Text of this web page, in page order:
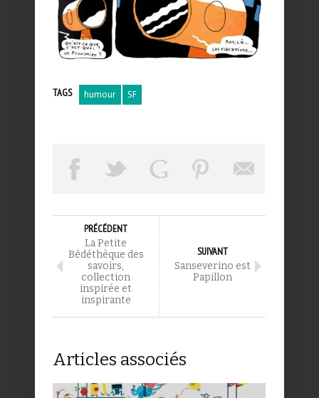
TAGS humour SF
PRÉCÉDENT
La Petite
Bédéthèque des
savoirs,
collection
inspirée et
inspirante
SUIVANT
Sanseverino est
Papillon
Articles associés